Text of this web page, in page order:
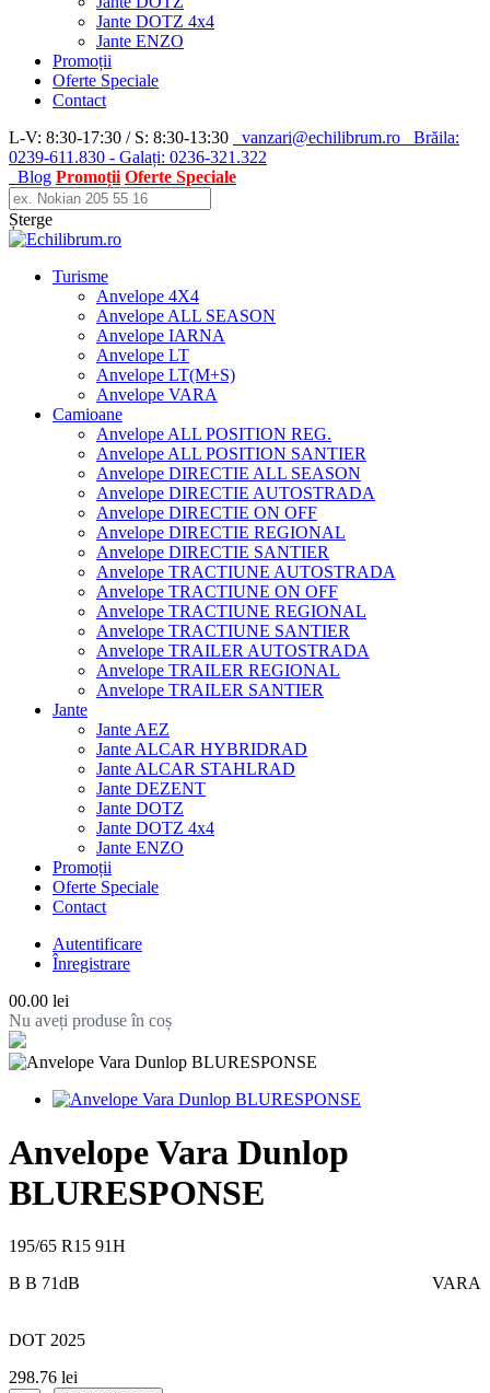
Jante DOTZ 4x4
Jante ENZO
Promoții
Oferte Speciale
Contact
L-V: 8:30-17:30 / S: 8:30-13:30
vanzari@echilibrum.ro
Brăila:
0239-611.830 - Galați: 0236-321.322
Blog Promoții Oferte Speciale
Șterge
Turisme
Anvelope 4X4
Anvelope ALL SEASON
Anvelope IARNA
Anvelope LT
Anvelope LT(M+S)
Anvelope VARA
Camioane
Anvelope ALL POSITION REG.
Anvelope ALL POSITION SANTIER
Anvelope DIRECTIE ALL SEASON
Anvelope DIRECTIE AUTOSTRADA
Anvelope DIRECTIE ON OFF
Anvelope DIRECTIE REGIONAL
Anvelope DIRECTIE SANTIER
Anvelope TRACTIUNE AUTOSTRADA
Anvelope TRACTIUNE ON OFF
Anvelope TRACTIUNE REGIONAL
Anvelope TRACTIUNE SANTIER
Anvelope TRAILER AUTOSTRADA
Anvelope TRAILER REGIONAL
Anvelope TRAILER SANTIER
Jante
Jante AEZ
Jante ALCAR HYBRIDRAD
Jante ALCAR STAHLRAD
Jante DEZENT
Jante DOTZ
Jante DOTZ 4x4
Jante ENZO
Promoții
Oferte Speciale
Contact
Autentificare
Înregistrare
00.00 lei
Nu aveți produse în coș
Anvelope Vara Dunlop
BLURESPONSE
195/65 R15 91H
B B 71dB VARA
DOT 2025
298.76 lei